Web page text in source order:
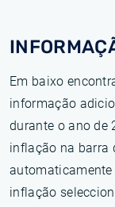
Em baixo
informação
durante o ano de
inflação na barra
inflação